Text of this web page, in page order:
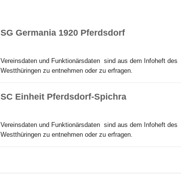
SG Germania 1920 Pferdsdorf
Vereinsdaten und Funktionärsdaten sind aus dem Infoheft des
Westthüringen zu entnehmen oder zu erfragen.
SC Einheit Pferdsdorf-Spichra
Vereinsdaten und Funktionärsdaten sind aus dem Infoheft des
Westthüringen zu entnehmen oder zu erfragen.